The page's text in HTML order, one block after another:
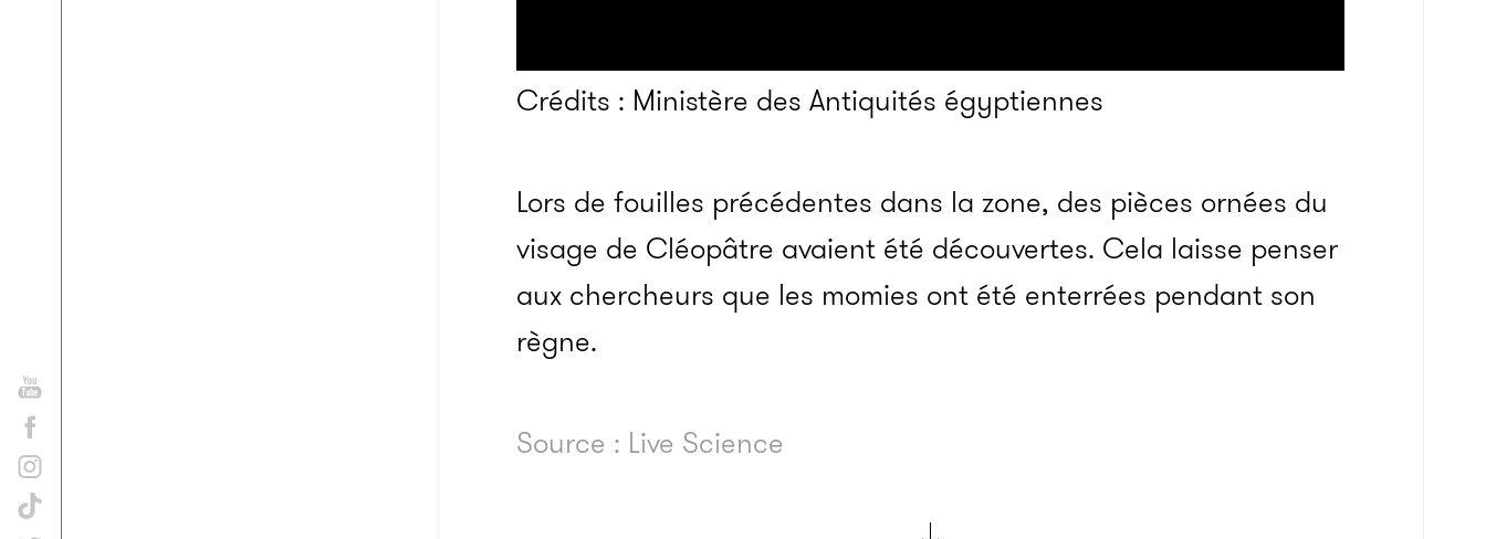
Crédits : Ministère des Antiquités égyptiennes
Lors de fouilles précédentes dans la zone, des pièces ornées du
visage de Cléopâtre avaient été découvertes. Cela laisse penser
aux chercheurs que les momies ont été enterrées pendant son
règne.
Source : Live Science